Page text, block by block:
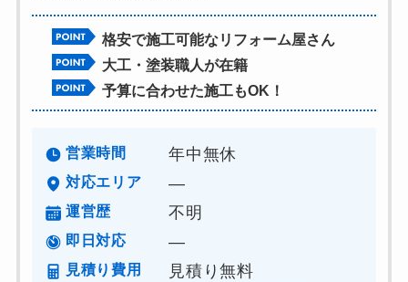
格安で施工可能なリフォーム屋さん
大工・塗装職人が在籍
予算に合わせた施工もOK！
営業時間 年中無休
対応エリア ―
運営歴 不明
即日対応 ―
見積り費用 見積り無料